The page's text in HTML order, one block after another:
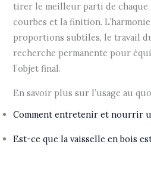
tirer le meilleur parti de chaque
courbes et la finition.
proportions subtiles, le travail
recherche permanente pour
l’objet final.
En savoir plus sur l’usage au
Comment entretenir et nourrir
Est-ce que la vaisselle en bois